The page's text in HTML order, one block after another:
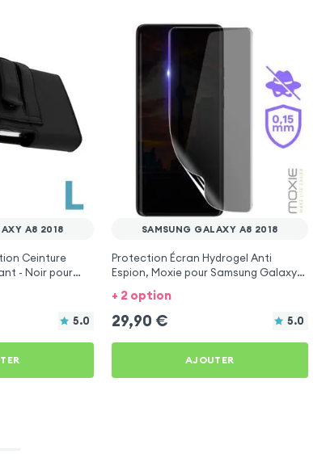
A8 2018
Ceinture
- Noir pour
5.0
SAMSUNG GALAXY A8 2018
Protection Écran Hydrogel Anti
Espion, Moxie pour Samsung Galaxy
A8 2018
+ 2 option
29,90 € 5.0
AJOUTER